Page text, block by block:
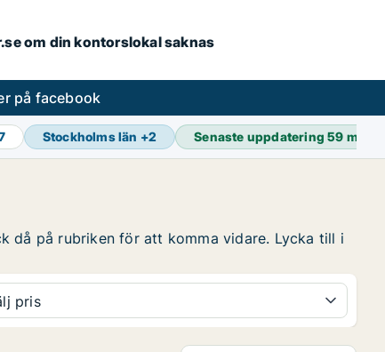
om din kontorslokal saknas
på facebook
Stockholms län +2 Senaste uppdatering59 min
då på rubriken för att komma vidare. Lycka till i
pris